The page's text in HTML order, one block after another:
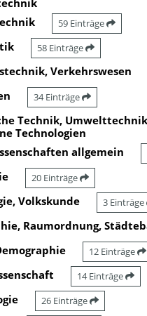
59 Einträge
58 Einträge
Verkehrswesen
34 Einträge
Technik,
Technologien
allgemein
20 Einträge
Volkskunde 3 Einträge
Raumordnung,
12 Einträge
14 Einträge
26 Einträge